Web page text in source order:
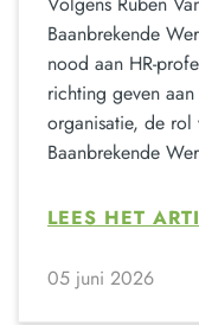
Baanbrekende
nood aan HR-
richting geven
organisatie, de rol
Baanbrekende
LEES HET
05 juni 2026